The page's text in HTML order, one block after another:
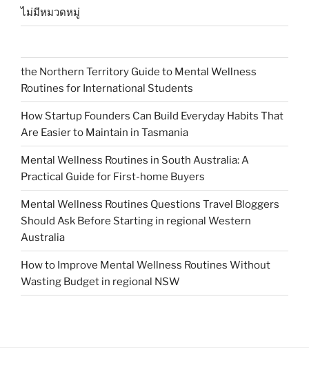
ไม่มีหมวดหมู่
the Northern Territory Guide to Mental Wellness
Routines for International Students
How Startup Founders Can Build Everyday Habits That
Are Easier to Maintain in Tasmania
Mental Wellness Routines in South Australia: A
Practical Guide for First-home Buyers
Mental Wellness Routines Questions Travel Bloggers
Should Ask Before Starting in regional Western
Australia
How to Improve Mental Wellness Routines Without
Wasting Budget in regional NSW